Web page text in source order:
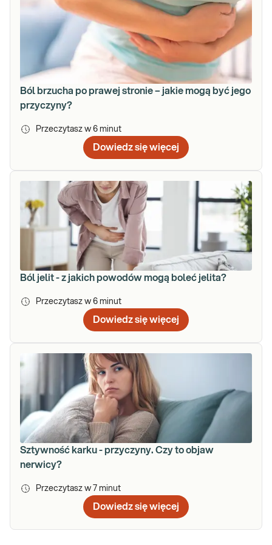
Ból brzucha po prawej stronie – jakie mogą być jego
przyczyny?
Przeczytasz w 6 minut
Dowiedz się więcej
Ból jelit - z jakich powodów mogą boleć jelita?
Przeczytasz w 6 minut
Dowiedz się więcej
Sztywność karku - przyczyny. Czy to objaw
nerwicy?
Przeczytasz w 7 minut
Dowiedz się więcej